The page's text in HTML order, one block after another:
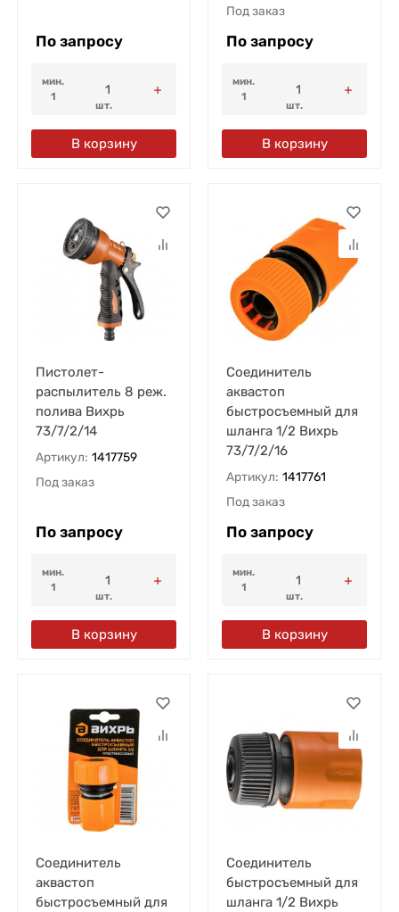
По запросу
мин.
1
шт.
В корзину
Под заказ
По запросу
мин.
1
шт.
В корзину
Пистолет-
распылитель 8 реж.
полива Вихрь
73/7/2/14
Артикул: 1417759
Под заказ
По запросу
мин.
1
шт.
В корзину
Соединитель
аквастоп
быстросъемный для
шланга 1/2 Вихрь
73/7/2/16
Артикул: 1417761
Под заказ
По запросу
мин.
1
шт.
В корзину
Соединитель
аквастоп
быстросъемный для
Соединитель
быстросъемный для
шланга 1/2 Вихрь